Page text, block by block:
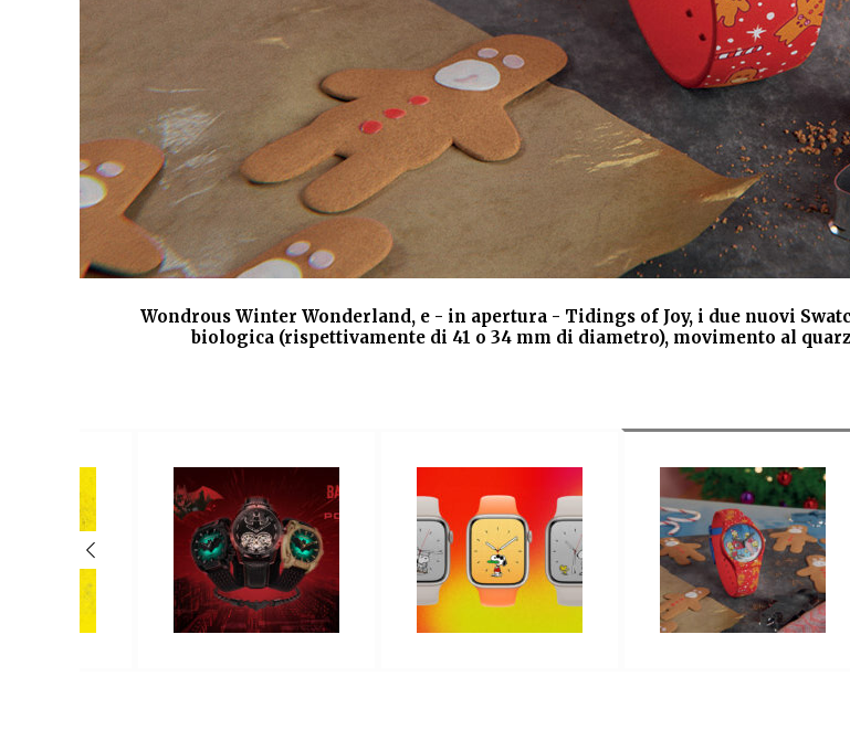
Wondrous Winter Wonderland, e - in apertura - Tidings of Joy, i due nuovi
biologica (rispettivamente di 41 o 34 mm di diametro), movimento al